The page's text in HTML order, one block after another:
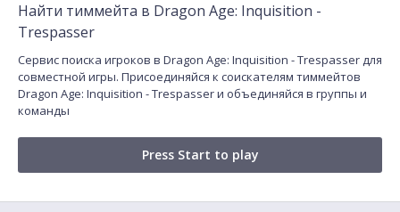
Найти тиммейта в Dragon Age: Inquisition -
Trespasser
Сервис поиска игроков в Dragon Age: Inquisition - Trespasser для
совместной игры. Присоединяйся к соискателям тиммейтов
Dragon Age: Inquisition - Trespasser и объединяйся в группы и
команды
Press Start to play